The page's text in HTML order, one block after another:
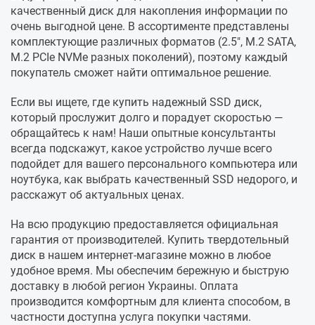
качественный диск для накопления информации по
очень выгодной цене. В ассортименте представлены
комплектующие различных форматов (2.5", M.2 SATA,
M.2 PCIe NVMe разных поколений), поэтому каждый
покупатель сможет найти оптимальное решение.
Если вы ищете, где купить надежный SSD диск,
который прослужит долго и порадует скоростью —
обращайтесь к нам! Наши опытные консультанты
всегда подскажут, какое устройство лучше всего
подойдет для вашего персонального компьютера или
ноутбука, как выбрать качественный SSD недорого, и
расскажут об актуальных ценах.
На всю продукцию предоставляется официальная
гарантия от производителей. Купить твердотельный
диск в нашем интернет-магазине можно в любое
удобное время. Мы обеспечим бережную и быструю
доставку в любой регион Украины. Оплата
производится комфортным для клиента способом, в
частности доступна услуга покупки частями.